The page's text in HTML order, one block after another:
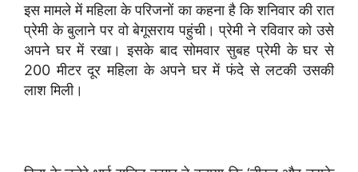
इस मामले में महिला के परिजनों का कहना है कि शनिवार की रात
प्रेमी के बुलाने पर वो बेगूसराय पहुंची। प्रेमी ने रविवार को उसे
अपने घर में रखा। इसके बाद सोमवार सुबह प्रेमी के घर से
200 मीटर दूर महिला के अपने घर में फंदे से लटकी उसकी
लाश मिली।